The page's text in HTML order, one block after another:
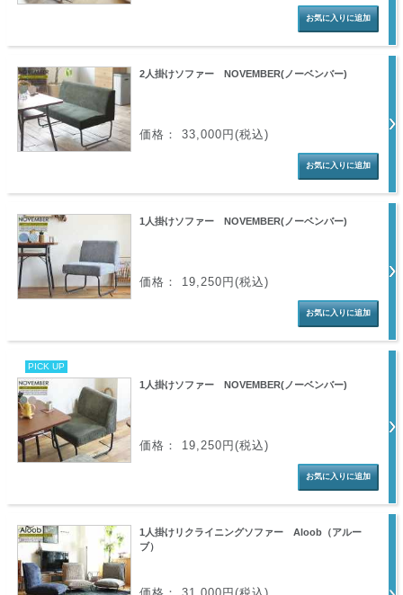
2人掛けソファー NOVEMBER(ノーベンバー)
価格： 33,000円(税込)
1人掛けソファー NOVEMBER(ノーベンバー)
価格： 19,250円(税込)
PICK UP
1人掛けソファー NOVEMBER(ノーベンバー)
価格： 19,250円(税込)
1人掛けリクライニングソファー Aloob（アルー
ブ）